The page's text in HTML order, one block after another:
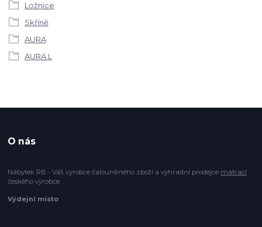
Ložnice
Skříně
AURA
AURA L
O nás
Nábytek RB - Váš výrobce čalouněného zboží a výhradní prodejce matrací
českého výrobce.
Výdejní místo